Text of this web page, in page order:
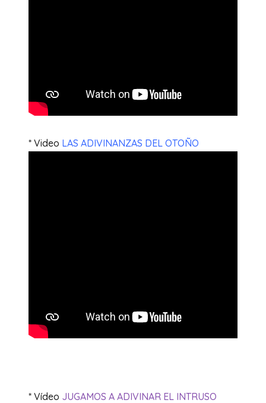
* Video LAS ADIVINANZAS DEL OTOÑO
* Vídeo JUGAMOS A ADIVINAR EL INTRUSO